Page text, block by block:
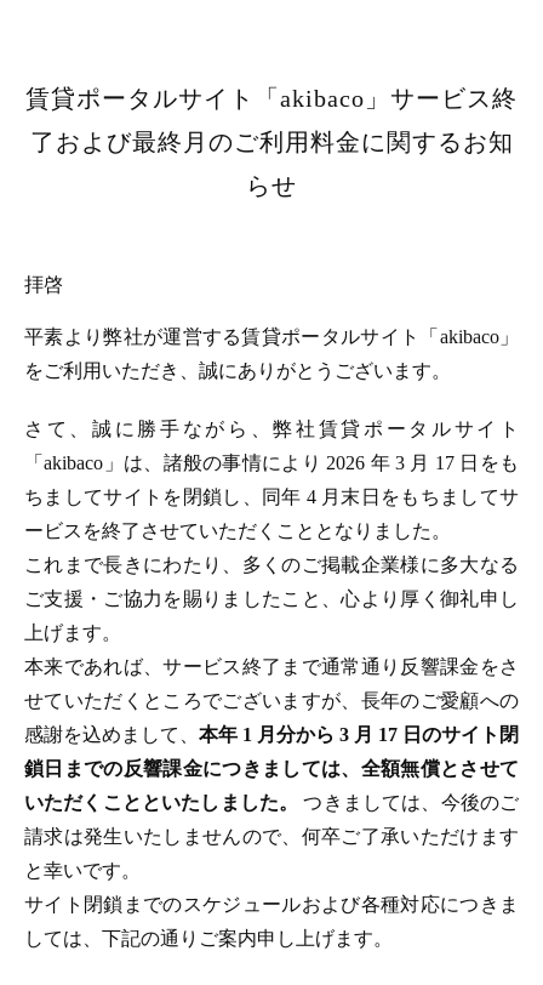
賃貸ポータルサイト「akibaco」サービス終
了および最終月のご利用料金に関するお知
らせ
拝啓
平素より弊社が運営する賃貸ポータルサイト「akibaco」
をご利用いただき、誠にありがとうございます。
さて、誠に勝手ながら、弊社賃貸ポータルサイト
「akibaco」は、諸般の事情により 2026 年 3 月 17 日をも
ちましてサイトを閉鎖し、同年 4 月末日をもちましてサ
ービスを終了させていただくこととなりました。
これまで長きにわたり、多くのご掲載企業様に多大なる
ご支援・ご協力を賜りましたこと、心より厚く御礼申し
上げます。
本来であれば、サービス終了まで通常通り反響課金をさ
せていただくところでございますが、長年のご愛顧への
感謝を込めまして、 本年 1 月分から 3 月 17 日のサイト閉
鎖日までの反響課金につきましては、全額無償とさせて
いただくことといたしました。つきましては、今後のご
請求は発生いたしませんので、何卒ご了承いただけます
と幸いです。
サイト閉鎖までのスケジュールおよび各種対応につきま
しては、下記の通りご案内申し上げます。